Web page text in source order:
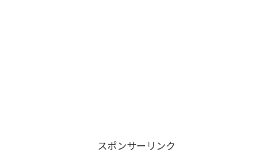
スポンサーリンク